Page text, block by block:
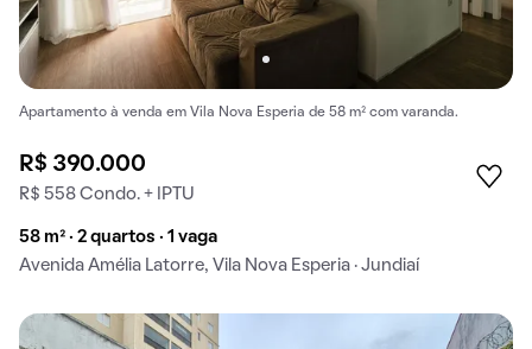
Apartamento à venda em Vila Nova Esperia de 58 m² com varanda.
R$ 390.000
R$ 558 Condo. + IPTU
58 m² · 2 quartos · 1 vaga
Avenida Amélia Latorre, Vila Nova Esperia · Jundiaí